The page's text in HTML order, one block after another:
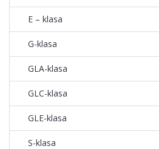
E – klasa
G-klasa
GLA-klasa
GLC-klasa
GLE-klasa
S-klasa